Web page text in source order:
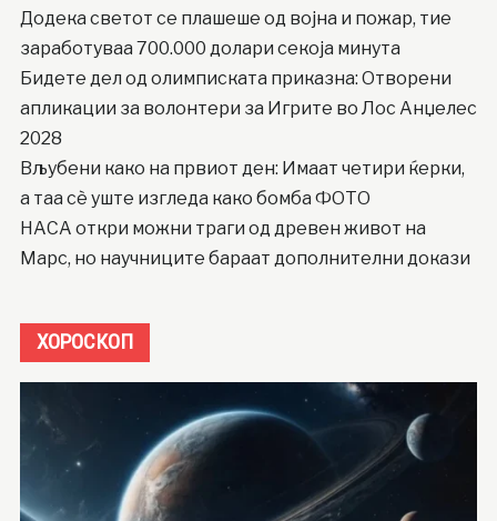
Додека светот се плашеше од војна и пожар, тие
заработуваа 700.000 долари секоја минута
Бидете дел од олимписката приказна: Отворени
апликации за волонтери за Игрите во Лос Анџелес
2028
Вљубени како на првиот ден: Имаат четири ќерки,
а таа сè уште изгледа како бомба ФОТО
НАСА откри можни траги од древен живот на
Марс, но научниците бараат дополнителни докази
ХОРОСКОП